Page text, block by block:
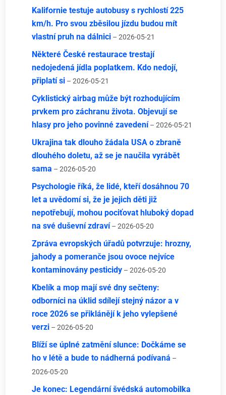
Kalifornie testuje autobusy s rychlostí 225
km/h. Pro svou zběsilou jízdu budou mít
vlastní pruh na dálnici – 2026-05-21
Některé České restaurace trestají
nedojedená jídla poplatkem. Kdo nedojí,
připlatí si – 2026-05-21
Cyklistický airbag může být rozhodujícím
prvkem pro záchranu života. Objevují se
hlasy pro jeho povinné zavedení – 2026-05-21
Ukrajina tak dlouho žádala USA o zbraně
dlouhého doletu, až se je naučila vyrábět
sama – 2026-05-20
Psychologie říká, že lidé, kteří dosáhnou 70
let a uvědomí si, že je jejich děti již
nepotřebují, mohou pociťovat hluboký dopad
na své duševní zdraví – 2026-05-20
Zpráva evropských úřadů potvrzuje: hrozny,
jahody a pomeranče jsou ovoce nejvíce
kontaminovány pesticidy – 2026-05-20
Kbelík a mop mají své dny sečteny:
odborníci na úklid sdílejí stejný názor a v
roce 2026 se přiklánějí k jeho vylepšené
verzi – 2026-05-20
Blíží se úplné zatmění slunce: Dočkáme se
ho v létě a bude to nádherná podívaná –
2026-05-20
Je konec: Legendární švédská automobilka